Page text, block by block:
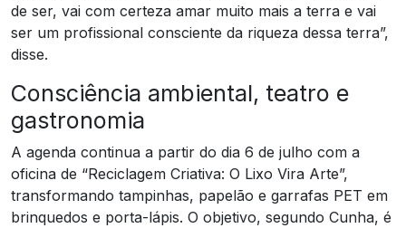
de ser, vai com certeza amar muito mais a terra e vai
ser um profissional consciente da riqueza dessa terra”,
disse.
Consciência ambiental, teatro e
gastronomia
A agenda continua a partir do dia 6 de julho com a
oficina de “Reciclagem Criativa: O Lixo Vira Arte”,
transformando tampinhas, papelão e garrafas PET em
brinquedos e porta-lápis. O objetivo, segundo Cunha, é